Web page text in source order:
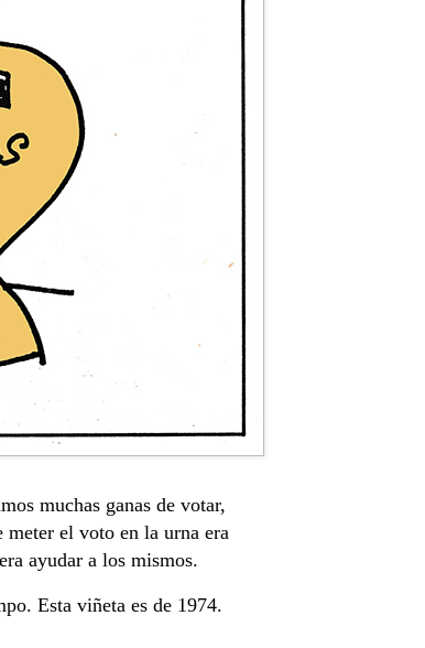
muchas ganas de votar,
meter el voto en la urna era
ayudar a los mismos.
Esta viñeta es de 1974.